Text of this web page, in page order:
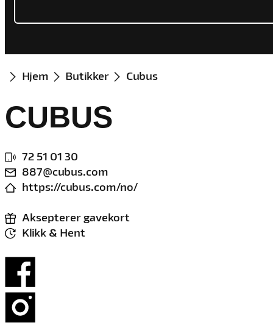
Hjem Butikker Cubus
CUBUS
72 51 01 30
887@cubus.com
https://cubus.com/no/
Aksepterer gavekort
Klikk & Hent